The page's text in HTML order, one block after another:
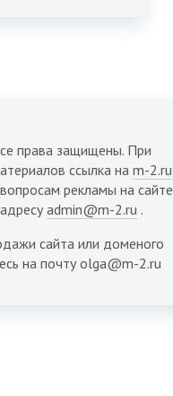
права защищены. При
ссылка на m-2.ru
рекламы на сайте
admin@m-2.ru .
сайта или доменого
на почту olga@m-2.ru